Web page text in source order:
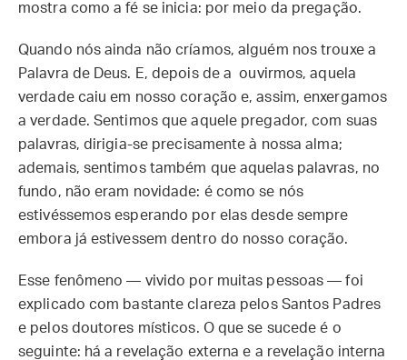
mostra como a fé se inicia: por meio da pregação.
Quando nós ainda não críamos, alguém nos trouxe a
Palavra de Deus. E, depois de a ouvirmos, aquela
verdade caiu em nosso coração e, assim, enxergamos
a verdade. Sentimos que aquele pregador, com suas
palavras, dirigia-se precisamente à nossa alma;
ademais, sentimos também que aquelas palavras, no
fundo, não eram novidade: é como se nós
estivéssemos esperando por elas desde sempre
embora já estivessem dentro do nosso coração.
Esse fenômeno — vivido por muitas pessoas — foi
explicado com bastante clareza pelos Santos Padres
e pelos doutores místicos. O que se sucede é o
seguinte: há a revelação externa e a revelação interna